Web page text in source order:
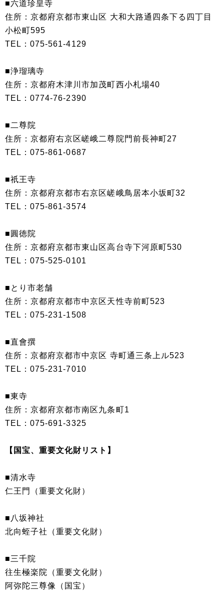
■六道珍皇寺
住所：京都府京都市東山区 大和大路通四条下る四丁目
小松町595
TEL：075-561-4129
■浄瑠璃寺
住所：京都府木津川市加茂町西小札場40
TEL：0774-76-2390
■二尊院
住所：京都府右京区嵯峨二尊院門前長神町27
TEL：075-861-0687
■祇王寺
住所：京都府京都市右京区嵯峨鳥居本小坂町32
TEL：075-861-3574
■圓徳院
住所：京都府京都市東山区高台寺下河原町530
TEL：075-525-0101
■とり市老舗
住所：京都府京都市中京区天性寺前町523
TEL：075-231-1508
■直會撰
住所：京都府京都市中京区 寺町通三条上ル523
TEL：075-231-7010
■東寺
住所：京都府京都市南区九条町1
TEL：075-691-3325
【国宝、重要文化財リスト】
■清水寺
仁王門（重要文化財）
■八坂神社
北向蛭子社（重要文化財）
■三千院
往生極楽院（重要文化財）
阿弥陀三尊像（国宝）